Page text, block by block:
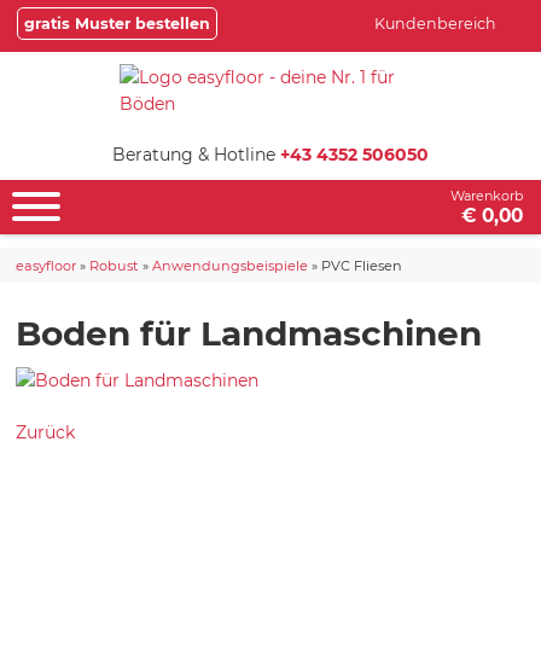
gratis Muster bestellen Kundenbereich
Beratung & Hotline +43 4352 506050
Warenkorb
€ 0,00
easyfloor » Robust »Anwendungsbeispiele » PVC Fliesen
Boden für Landmaschinen
Zurück